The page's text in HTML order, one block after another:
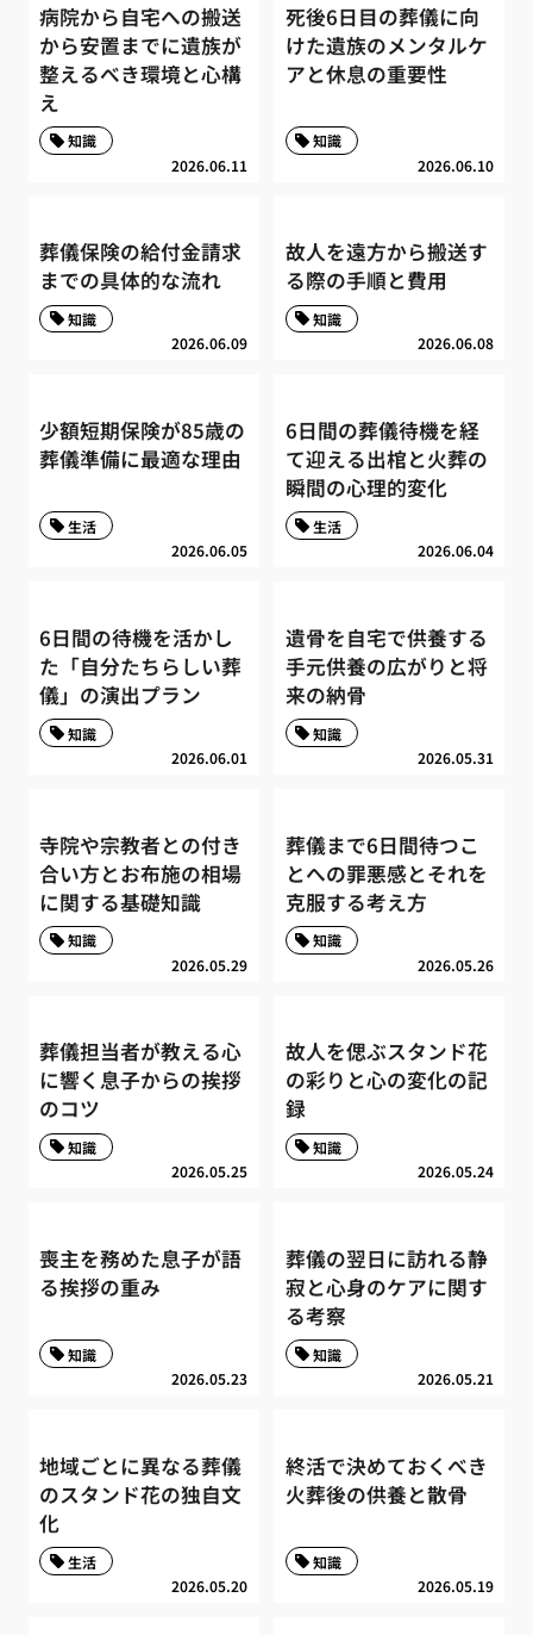
病院から自宅への搬送
から安置までに遺族が
整えるべき環境と心構
え
2026.06.11
知識
死後6日目の葬儀に向
けた遺族のメンタルケ
アと休息の重要性
2026.06.10
知識
葬儀保険の給付金請求
までの具体的な流れ
2026.06.09
知識
故人を遠方から搬送す
る際の手順と費用
2026.06.08
知識
少額短期保険が85歳の
葬儀準備に最適な理由
2026.06.05
生活
6日間の葬儀待機を経
て迎える出棺と火葬の
瞬間の心理的変化
2026.06.04
生活
6日間の待機を活かし
た「自分たちらしい葬
儀」の演出プラン
2026.06.01
知識
遺骨を自宅で供養する
手元供養の広がりと将
来の納骨
2026.05.31
知識
寺院や宗教者との付き
合い方とお布施の相場
に関する基礎知識
2026.05.29
知識
葬儀まで6日間待つこ
とへの罪悪感とそれを
克服する考え方
2026.05.26
知識
葬儀担当者が教える心
に響く息子からの挨拶
のコツ
2026.05.25
知識
故人を偲ぶスタンド花
の彩りと心の変化の記
録
2026.05.24
知識
喪主を務めた息子が語
る挨拶の重み
2026.05.23
知識
葬儀の翌日に訪れる静
寂と心身のケアに関す
る考察
2026.05.21
知識
地域ごとに異なる葬儀
のスタンド花の独自文
化
2026.05.20
生活
終活で決めておくべき
火葬後の供養と散骨
2026.05.19
知識